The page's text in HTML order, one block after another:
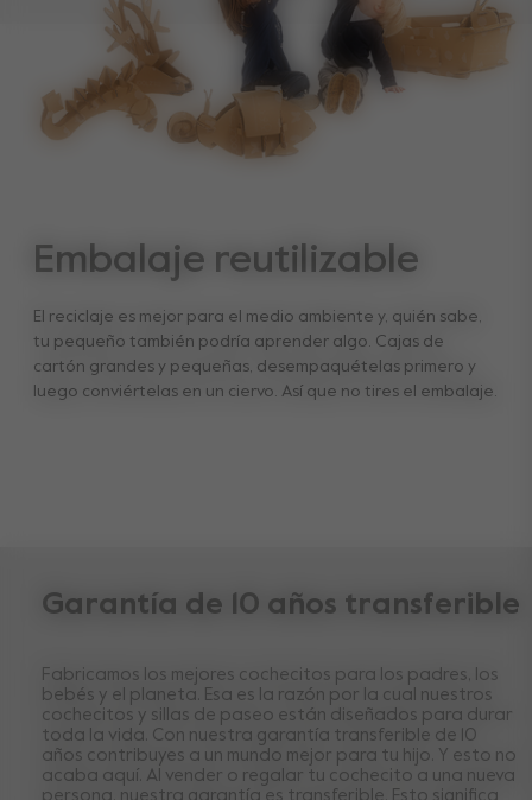
Embalaje reutilizable
El reciclaje es mejor para el medio ambiente y, quién sabe,
tu pequeño también podría aprender algo. Cajas de
cartón grandes y pequeñas, desempaquételas primero y
luego conviértelas en un ciervo. Así que no tires el embalaje.
Garantía de 10 años transferible
Fabricamos los mejores cochecitos para los padres, los
bebés y el planeta. Esa es la razón por la cual nuestros
cochecitos y sillas de paseo están diseñados para durar
toda la vida. Con nuestra garantía transferible de 10
años contribuyes a un mundo mejor para tu hijo. Y esto no
acaba aquí. Al vender o regalar tu cochecito a una nueva
persona, nuestra garantía es transferible. Esto significa